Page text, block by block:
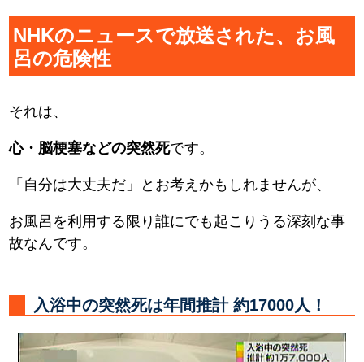
NHKのニュースで放送された、お風
呂の危険性
それは、
心・脳梗塞などの突然死です。
「自分は大丈夫だ」とお考えかもしれませんが、
お風呂を利用する限り誰にでも起こりうる深刻な事
故なんです。
入浴中の突然死は年間推計 約17000人！